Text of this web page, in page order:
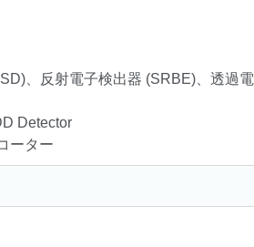
、反射電子検出器 (SRBE)、透過電
Detector
ーター